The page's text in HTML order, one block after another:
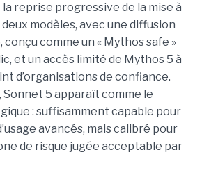
la reprise progressive de la mise à
modèles, avec une diffusion
conçu comme un « Mythos safe »
et un accès limité de Mythos 5 à
d’organisations de confiance.
Sonnet 5 apparaît comme le
: suffisamment capable pour
avancés, mais calibré pour
de risque jugée acceptable par